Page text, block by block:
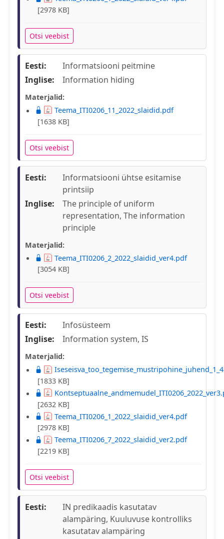
[2978 KB]
Otsi veebist
Eesti:
Informatsiooni peitmine
Inglise:
Information hiding
Materjalid:
Teema_ITI0206_11_2022_slaidid.pdf
[1638 KB]
Otsi veebist
Eesti:
Informatsiooni ühtse esitamise
printsiip
Inglise:
The principle of uniform
representation, The information
principle
Materjalid:
Teema_ITI0206_2_2022_slaidid_ver4.pdf
[3054 KB]
Otsi veebist
Eesti:
Infosüsteem
Inglise:
Information system, IS
Materjalid:
[1833 KB]
[2632 KB]
Teema_ITI0206_1_2022_slaidid_ver4.pdf
[2978 KB]
Teema_ITI0206_7_2022_slaidid_ver2.pdf
[2219 KB]
Otsi veebist
Eesti:
IN predikaadis kasutatav
alampäring, Kuuluvuse kontrolliks
kasutatav alampäring